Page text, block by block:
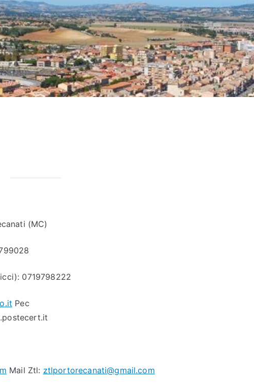
(MC)
0719798222
Pec
Mail Ztl: ztlportorecanati@gmail.com